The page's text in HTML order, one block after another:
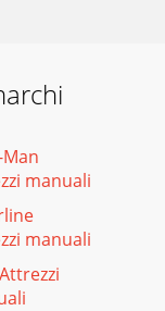
manuali
manuali